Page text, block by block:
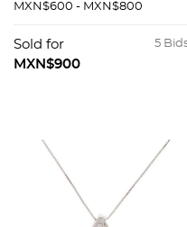
MXN$600 - MXN$800
5
Sold for
MXN$900